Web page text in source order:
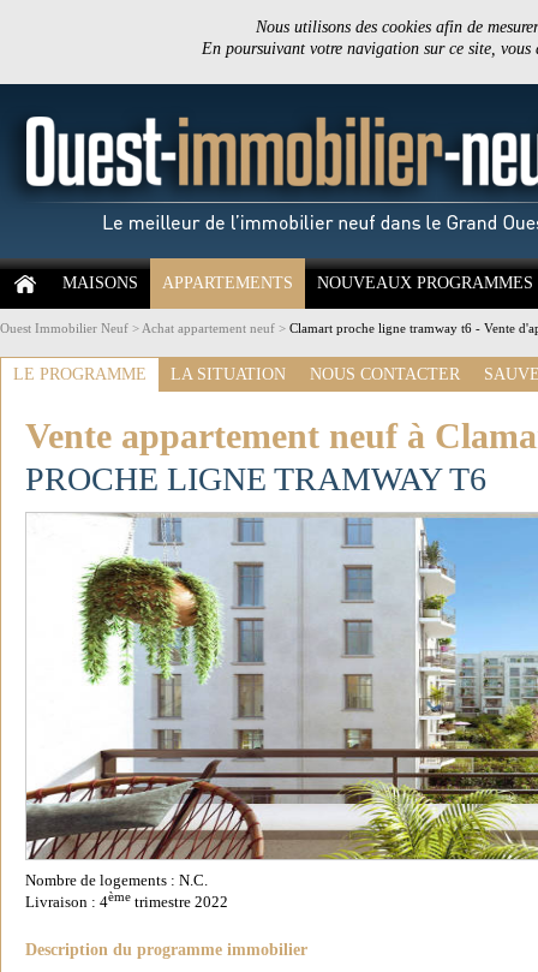
Nous utilisons des cookies afin de
En poursuivant votre navigation sur ce site,
MAISONS APPARTEMENTS NOUVEAUX PROGRAMMES
Ouest Immobilier Neuf > Achat appartement neuf > Clamart proche ligne tramway t6 - Vente
LE PROGRAMME LA SITUATION NOUS CONTACTER
Vente appartement neuf à
PROCHE LIGNE TRAMWAY T6
Nombre de logements : N.C.
Livraison : 4ème trimestre 2022
Description du programme immobilier